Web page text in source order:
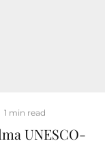
1 min read
UNESCO-